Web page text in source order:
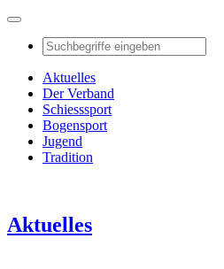
Aktuelles
Der Verband
Schiesssport
Bogensport
Jugend
Tradition
Aktuelles